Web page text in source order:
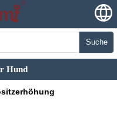
Suche
Hund